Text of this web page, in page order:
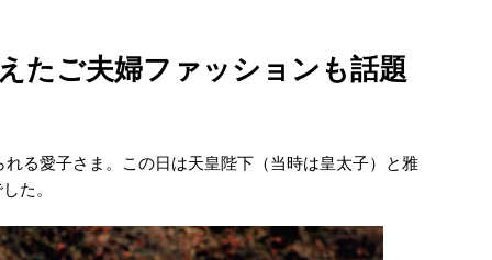
たご夫婦ファッションも話題
る愛子さま。この日は天皇陛下（当時は皇太子）と雅
た。